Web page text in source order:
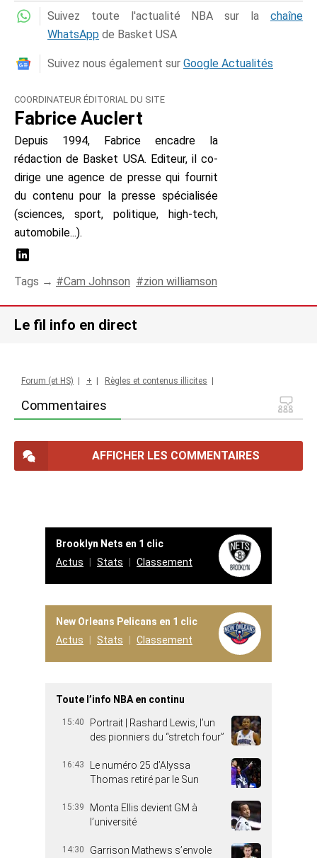
Suivez toute l'actualité NBA sur la chaîne
WhatsApp de Basket USA
Suivez nous également sur Google Actualités
COORDINATEUR ÉDITORIAL DU SITE
Fabrice Auclert
Depuis 1994, Fabrice encadre la
rédaction de Basket USA. Editeur, il co-
dirige une agence de presse qui fournit
du contenu pour la presse spécialisée
(sciences, sport, politique, high-tech,
automobile...).
Tags → Cam Johnson zion williamson
Le fil info en direct
Commentaires
Forum (et HS) + Règles et contenus illicites
AFFICHER LES COMMENTAIRES
Brooklyn Nets en 1 clic
Actus
Stats Classement
New Orleans Pelicans en 1 clic
Actus
Stats Classement
Toute l’info NBA en continu
15:40
Portrait | Rashard Lewis, l’un
des pionniers du “stretch four”
16:43
Le numéro 25 d’Alyssa
Thomas retiré par le Sun
15:39
Monta Ellis devient GM à
l’université
14:30
Garrison Mathews s’envole